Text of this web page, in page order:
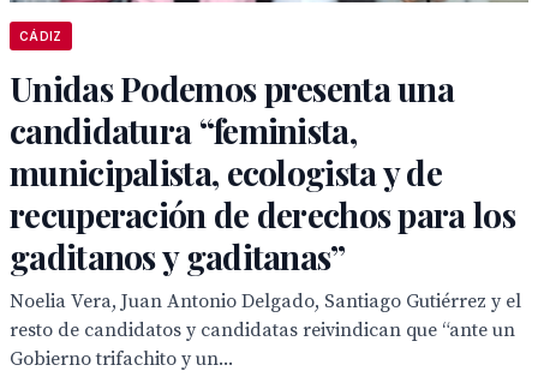
CÁDIZ
Unidas Podemos presenta una
candidatura “feminista,
municipalista, ecologista y de
recuperación de derechos para los
gaditanos y gaditanas”
Noelia Vera, Juan Antonio Delgado, Santiago Gutiérrez y el
resto de candidatos y candidatas reivindican que “ante un
Gobierno trifachito y un...